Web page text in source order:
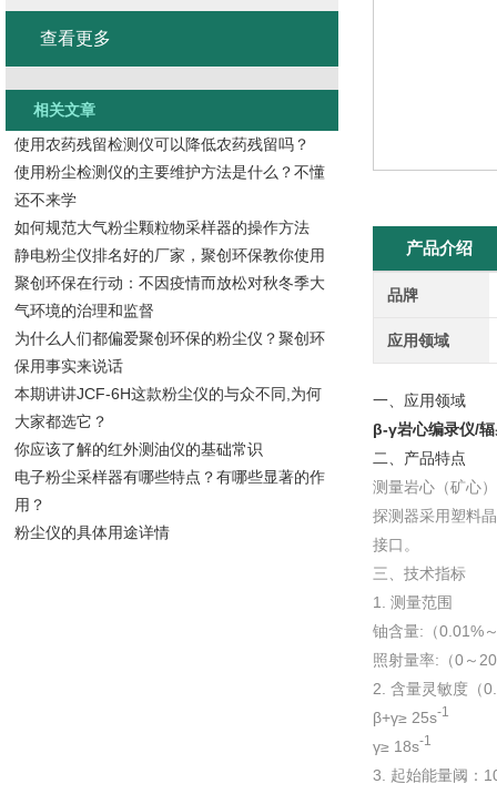
产品介绍
品牌
应用领域
一、应用领域
β-γ岩心编录仪/
二、产品特点
测量岩心（矿心
探测器采用塑料
接口。
三、技术指标
1. 测量范围
铀含量:（0.01%
照射量率:（0～
2. 含量灵敏度（
β+γ≥ 25s-1
γ≥ 18s-1
3. 起始能量阈：
查看更多
相关文章
使用农药残留检测仪可以降低农药残留吗？
使用粉尘检测仪的主要维护方法是什么？不懂
还不来学
如何规范大气粉尘颗粒物采样器的操作方法
静电粉尘仪排名好的厂家，聚创环保教你使用
聚创环保在行动：不因疫情而放松对秋冬季大
气环境的治理和监督
为什么人们都偏爱聚创环保的粉尘仪？聚创环
保用事实来说话
本期讲讲JCF-6H这款粉尘仪的与众不同,为何
大家都选它？
你应该了解的红外测油仪的基础常识
电子粉尘采样器有哪些特点？有哪些显著的作
用？
粉尘仪的具体用途详情